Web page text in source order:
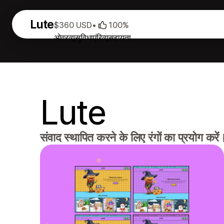
Lute
ओवरव्यूसुविधाएंरिव्यूसहायता
$360 USD• 100%
Lute
संवाद स्थापित करने के लिए रंगों का प्रयोग